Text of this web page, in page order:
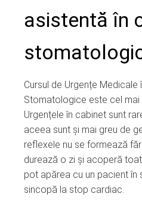
asistentă în
Cursul de Urgențe Medicale
Stomatologice este cel mai
Urgențele în cabinet sunt
aceea sunt și mai greu de
reflexele nu se formează
durează o zi și acoperă
pot apărea cu un pacient în
sincopă la stop cardiac.